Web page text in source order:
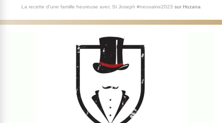
La recette d'une famille heureuse avec St Joseph #neuvaine2023 sur Hozana